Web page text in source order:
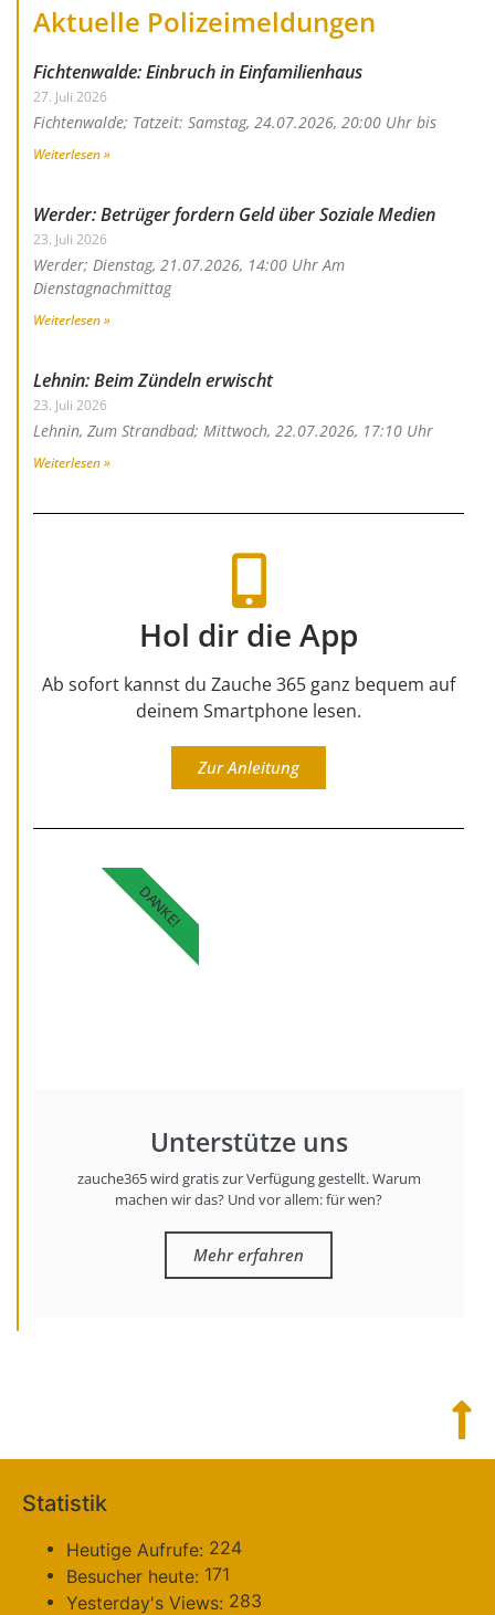
Aktuelle Polizeimeldungen
Fichtenwalde: Einbruch in Einfamilienhaus
27. Juli 2026
Fichtenwalde; Tatzeit: Samstag, 24.07.2026, 20:00 Uhr bis
Weiterlesen »
Werder: Betrüger fordern Geld über Soziale Medien
23. Juli 2026
Werder; Dienstag, 21.07.2026, 14:00 Uhr Am
Dienstagnachmittag
Weiterlesen »
Lehnin: Beim Zündeln erwischt
23. Juli 2026
Lehnin, Zum Strandbad; Mittwoch, 22.07.2026, 17:10 Uhr
Weiterlesen »
Hol dir die App
Ab sofort kannst du Zauche 365 ganz bequem auf
deinem Smartphone lesen.
Zur Anleitung
Unterstütze uns
zauche365 wird gratis zur Verfügung gestellt. Warum
machen wir das? Und vor allem: für wen?
Mehr erfahren
DANKE!
Statistik
Heutige Aufrufe: 224
Besucher heute: 171
Yesterday's Views: 283